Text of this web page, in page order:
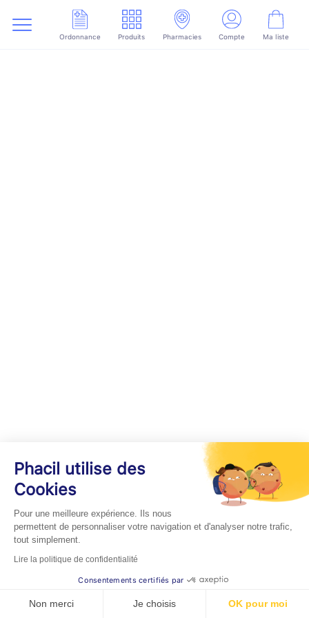
Ordonnance Produits Pharmacies Compte Ma liste
Phacil utilise des
Cookies
Pour une meilleure expérience. Ils nous
permettent de personnaliser votre navigation et d'analyser notre trafic,
tout simplement.
Lire la politique de confidentialité
Consentements certifiés par
Non merci Je choisis OK pour moi